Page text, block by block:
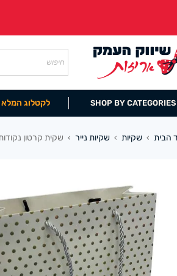
SHOP BY CATEGORIES לקטלוג המלא
הבית › שקיות › שקיות נייר › שקית קרטון נקודות מטאלי 30/